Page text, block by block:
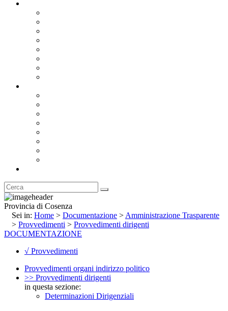
Provincia di Cosenza
Sei in: Home > Documentazione > Amministrazione Trasparente
> Provvedimenti > Provvedimenti dirigenti
DOCUMENTAZIONE
√ Provvedimenti
Provvedimenti organi indirizzo politico
>> Provvedimenti dirigenti
in questa sezione:
Determinazioni Dirigenziali